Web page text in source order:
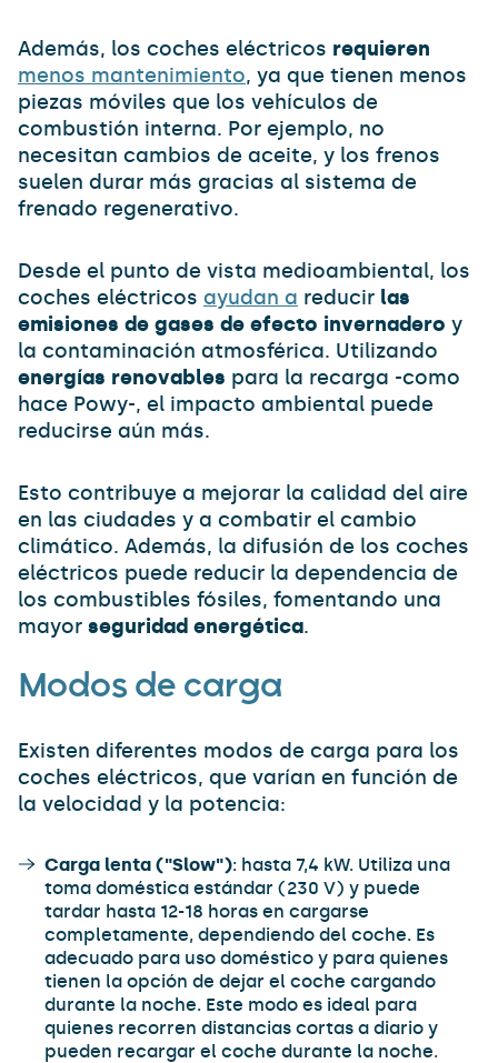
Además, los coches eléctricos requieren
menos mantenimiento, ya que tienen menos
piezas móviles que los vehículos de
combustión interna. Por ejemplo, no
necesitan cambios de aceite, y los frenos
suelen durar más gracias al sistema de
frenado regenerativo.
Desde el punto de vista medioambiental, los
coches eléctricos ayudan a reducir las
emisiones de gases de efecto invernadero y
la contaminación atmosférica. Utilizando
energías renovables para la recarga -como
hace Powy-, el impacto ambiental puede
reducirse aún más.
Esto contribuye a mejorar la calidad del aire
en las ciudades y a combatir el cambio
climático. Además, la difusión de los coches
eléctricos puede reducir la dependencia de
los combustibles fósiles, fomentando una
mayor seguridad energética.
Modos de carga
Existen diferentes modos de carga para los
coches eléctricos, que varían en función de
la velocidad y la potencia:
Carga lenta ("Slow"): hasta 7,4 kW. Utiliza una
toma doméstica estándar (230 V) y puede
tardar hasta 12-18 horas en cargarse
completamente, dependiendo del coche. Es
adecuado para uso doméstico y para quienes
tienen la opción de dejar el coche cargando
durante la noche. Este modo es ideal para
quienes recorren distancias cortas a diario y
pueden recargar el coche durante la noche.